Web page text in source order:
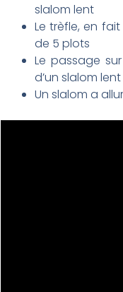
slalom lent
Le trèfle, en
de 5 plots
Le passage
d’un slalom lent
Un slalom a